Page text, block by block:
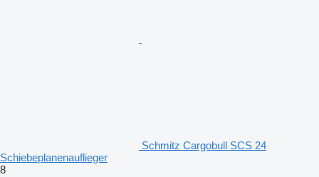
Schmitz Cargobull SCS 24
Schiebeplanenauflieger
8